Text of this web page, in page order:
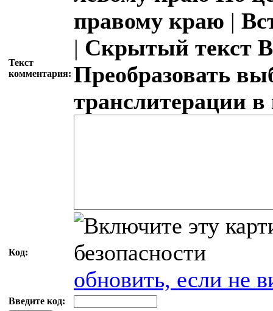
Текст
комментария:
правому краю |
| Скрытый текст
Преобразовать
транслитерации
Код:
обновить, если не
Введите код: